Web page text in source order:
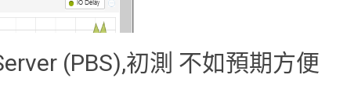
(PBS),初測 不如預期方便